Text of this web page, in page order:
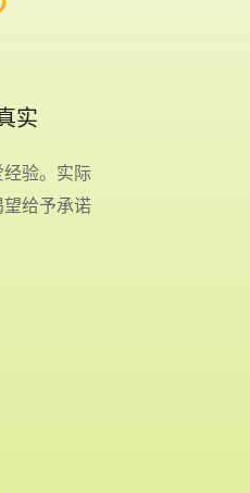
实
验。实际
给予承诺